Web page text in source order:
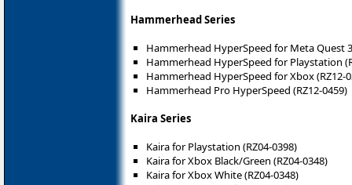
Hammerhead Series
Hammerhead HyperSpeed for Meta Quest 3
Hammerhead HyperSpeed for Playstation
Hammerhead HyperSpeed for Xbox (RZ12-
Hammerhead Pro HyperSpeed (RZ12-0459)
Kaira Series
Kaira for Playstation (RZ04-0398)
Kaira for Xbox Black/Green (RZ04-0348)
Kaira for Xbox White (RZ04-0348)